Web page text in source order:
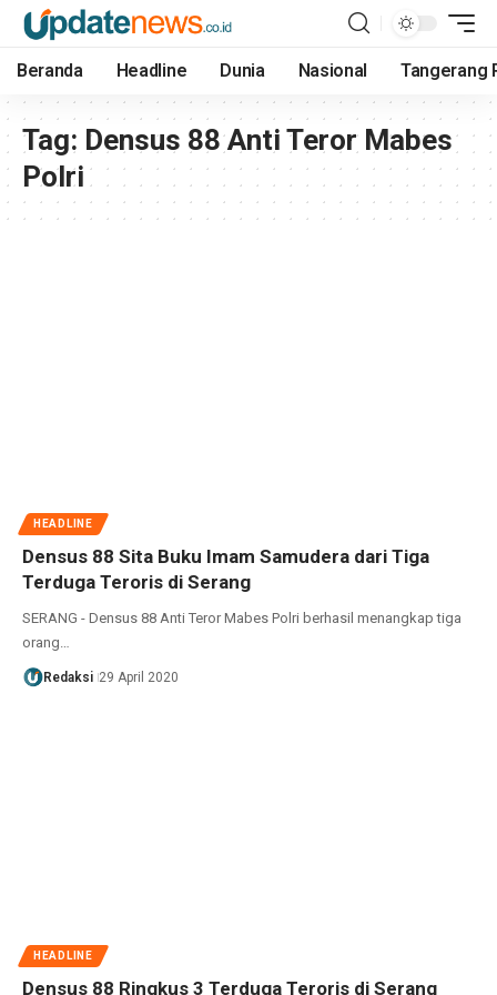
Beranda Headline Dunia Nasional Tangerang
Tag: Densus 88 Anti Teror Mabes
Polri
HEADLINE
Densus 88 Sita Buku Imam Samudera dari Tiga
Terduga Teroris di Serang
SERANG - Densus 88 Anti Teror Mabes Polri berhasil menangkap tiga
orang…
Redaksi 29 April 2020
HEADLINE
Densus 88 Ringkus 3 Terduga Teroris di Serang